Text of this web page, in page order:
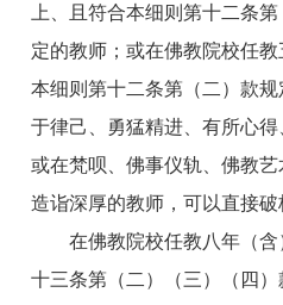
上、且符合本细则第十二条
定的教师；或在佛教院校任
本细则第十二条第（二）款
于律己、勇猛精进、有所心得
或在梵呗、佛事仪轨、佛教艺
造诣深厚的教师，可以直接破
在佛教院校任教八年（含
十三条第（二）（三）（四